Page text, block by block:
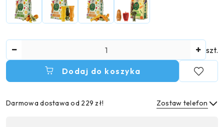
szt.
Dodaj do koszyka
Darmowa dostawa od 229 zł! Zostaw telefon